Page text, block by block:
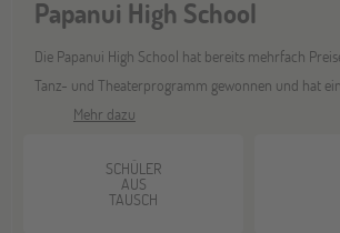
07
NOV
Berlin
Jugendbildungsmesse JuBi
ONLINE
Schüleraustausch-Infoabend
Papanui High School
Die Papanui High School hat bereits mehrfach
Tanz- und Theaterprogramm gewonnen und hat
Mehr dazu
SCHÜLER
AUS
TAUSCH